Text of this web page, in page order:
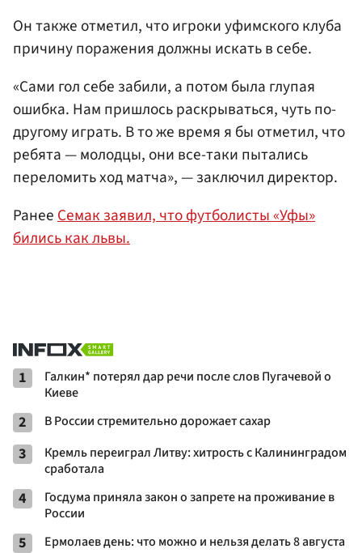
Он также отметил, что игроки уфимского клуба
причину поражения должны искать в себе.
«Сами гол себе забили, а потом была глупая
ошибка. Нам пришлось раскрываться, чуть по-
другому играть. В то же время я бы отметил, что
ребята — молодцы, они все-таки пытались
переломить ход матча», — заключил директор.
РанееСемак заявил, что футболисты «Уфы»
бились как львы.
1
Галкин* потерял дар речи после слов Пугачевой о
Киеве
2 В России стремительно дорожает сахар
3
Кремль переиграл Литву: хитрость с Калининградом
сработала
4
Госдума приняла закон о запрете на проживание в
России
5 Ермолаев день: что можно и нельзя делать 8 августа